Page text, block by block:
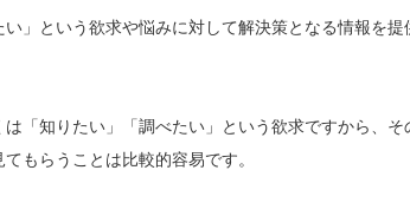
」という欲求や悩みに対して解決策となる情報を
「知りたい」「調べたい」という欲求ですから、そ
もらうことは比較的容易です。